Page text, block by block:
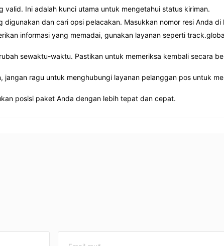
valid. Ini adalah kunci utama untuk mengetahui status kiriman.
digunakan dan cari opsi pelacakan. Masukkan nomor resi Anda
informasi yang memadai, gunakan layanan seperti
sewaktu-waktu. Pastikan untuk memeriksa kembali secara
jangan ragu untuk menghubungi layanan pelanggan pos untuk
posisi paket Anda dengan lebih tepat dan cepat.